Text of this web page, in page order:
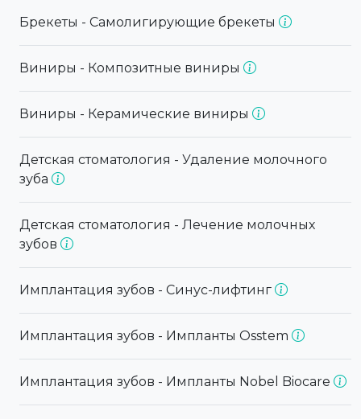
Брекеты - Самолигирующие брекеты
Виниры - Композитные виниры
Виниры - Керамические виниры
Детская стоматология - Удаление молочного
зуба
Детская стоматология - Лечение молочных
зубов
Имплантация зубов - Синус-лифтинг
Имплантация зубов - Импланты Osstem
Имплантация зубов - Импланты Nobel Biocare